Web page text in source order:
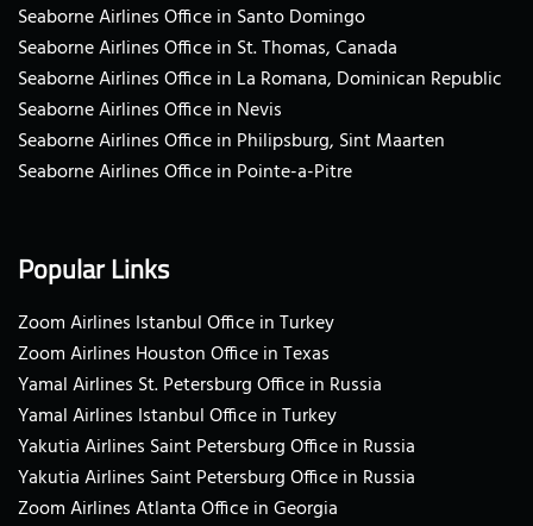
Seaborne Airlines Office in Santo Domingo
Seaborne Airlines Office in St. Thomas, Canada
Seaborne Airlines Office in La Romana, Dominican Republic
Seaborne Airlines Office in Nevis
Seaborne Airlines Office in Philipsburg, Sint Maarten
Seaborne Airlines Office in Pointe-a-Pitre
Popular Links
Zoom Airlines Istanbul Office in Turkey
Zoom Airlines Houston Office in Texas
Yamal Airlines St. Petersburg Office in Russia
Yamal Airlines Istanbul Office in Turkey
Yakutia Airlines Saint Petersburg Office in Russia
Yakutia Airlines Saint Petersburg Office in Russia
Zoom Airlines Atlanta Office in Georgia